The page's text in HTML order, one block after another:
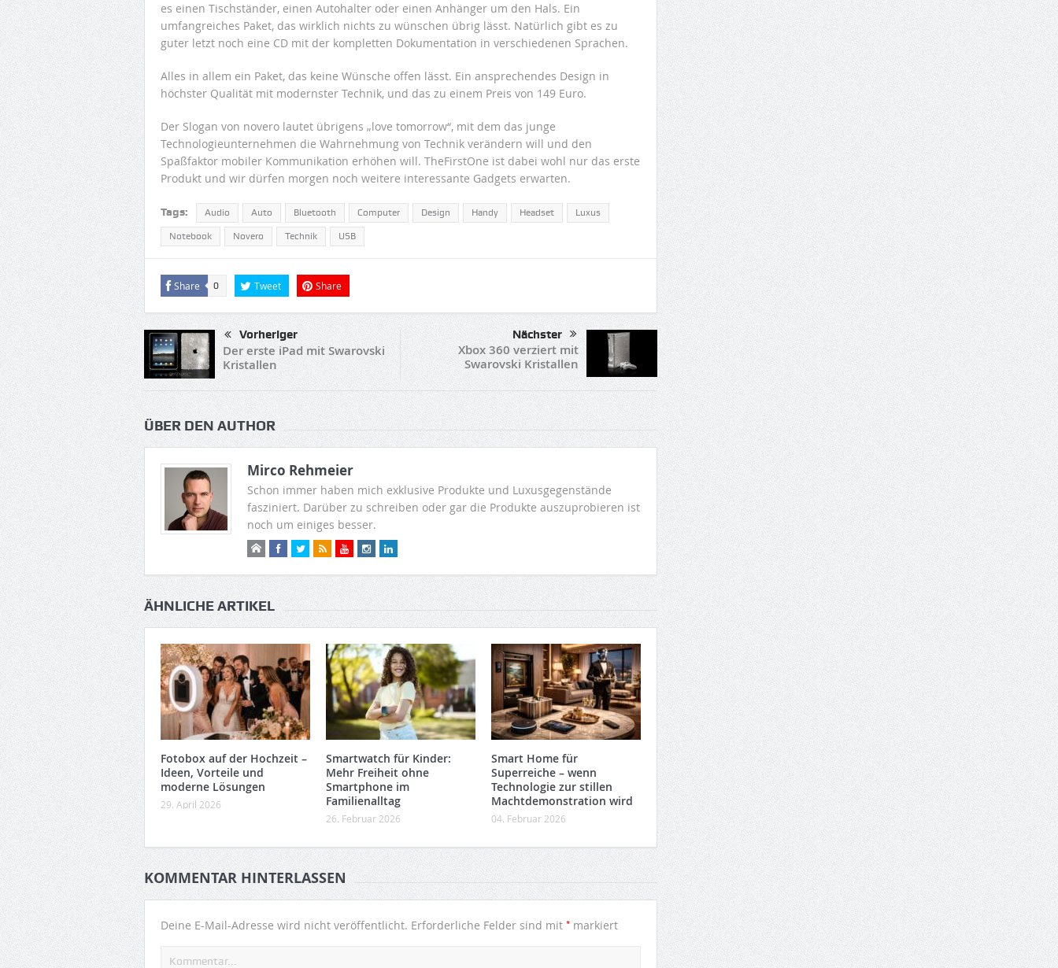
es einen Tischständer, einen Autohalter oder einen Anhänger um den Hals. Ein
umfangreiches Paket, das wirklich nichts zu wünschen übrig lässt. Natürlich gibt es zu
guter letzt noch eine CD mit der kompletten Dokumentation in verschiedenen Sprachen.
Alles in allem ein Paket, das keine Wünsche offen lässt. Ein ansprechendes Design in
höchster Qualität mit modernster Technik, und das zu einem Preis von 149 Euro.
Der Slogan von novero lautet übrigens „love tomorrow“, mit dem das junge
Technologieunternehmen die Wahrnehmung von Technik verändern will und den
Spaßfaktor mobiler Kommunikation erhöhen will. TheFirstOne ist dabei wohl nur das erste
Produkt und wir dürfen morgen noch weitere interessante Gadgets erwarten.
Tags: Audio Auto Bluetooth Computer Design Handy Headset Luxus
Notebook Novero Technik USB
Share 0 Tweet Share
Vorheriger
Der erste iPad mit Swarovski
Kristallen
Nächster
Xbox 360 verziert mit
Swarovski Kristallen
ÜBER DEN AUTHOR
Mirco Rehmeier
Schon immer haben mich exklusive Produkte und Luxusgegenstände
fasziniert. Darüber zu schreiben oder gar die Produkte auszuprobieren ist
noch um einiges besser.
ÄHNLICHE ARTIKEL
Fotobox auf der Hochzeit –
Ideen, Vorteile und
moderne Lösungen
29. April 2026
Smartwatch für Kinder:
Mehr Freiheit ohne
Smartphone im
Familienalltag
26. Februar 2026
Smart Home für
Superreiche – wenn
Technologie zur stillen
Machtdemonstration wird
04. Februar 2026
KOMMENTAR HINTERLASSEN
Deine E-Mail-Adresse wird nicht veröffentlicht. Erforderliche Felder sind mit * markiert